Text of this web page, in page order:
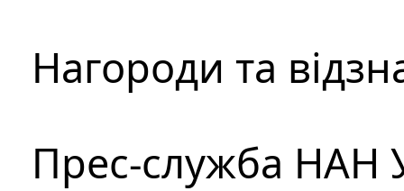
Нагороди та
Прес-служба НАН